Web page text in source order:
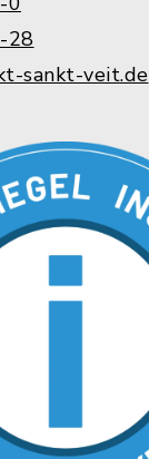
28
sankt-veit.de